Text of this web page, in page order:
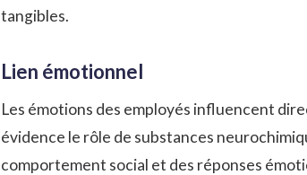
tangibles.
Lien émotionnel
Les émotions des employés influencent
évidence le rôle de substances
comportement social et des réponses